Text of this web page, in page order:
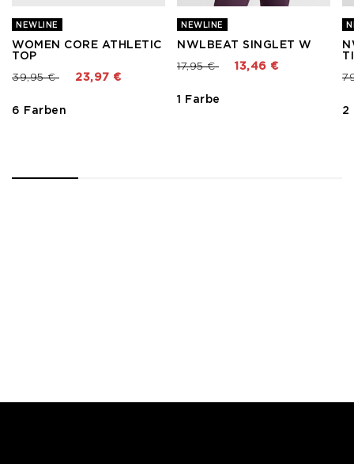
NEWLINE
WOMEN CORE ATHLETIC
TOP
Preis reduziert von
39,95 €bis 23,97 €
6 Farben
NEWLINE
NWLBEAT SINGLET W
Preis reduziert von
17,95 €bis 13,46 €
1 Farbe
2